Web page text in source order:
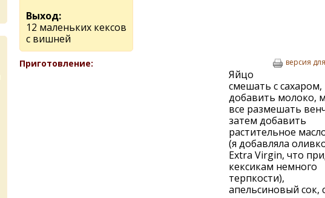
Выход:
12 маленьких кексов
с вишней
Приготовление: версия
Яйцо
смешать с сахаром,
добавить молоко,
все размешать
затем добавить
растительное
(я добавляла
Extra Virgin, что
кексикам немного
терпкости),
апельсиновый сок,